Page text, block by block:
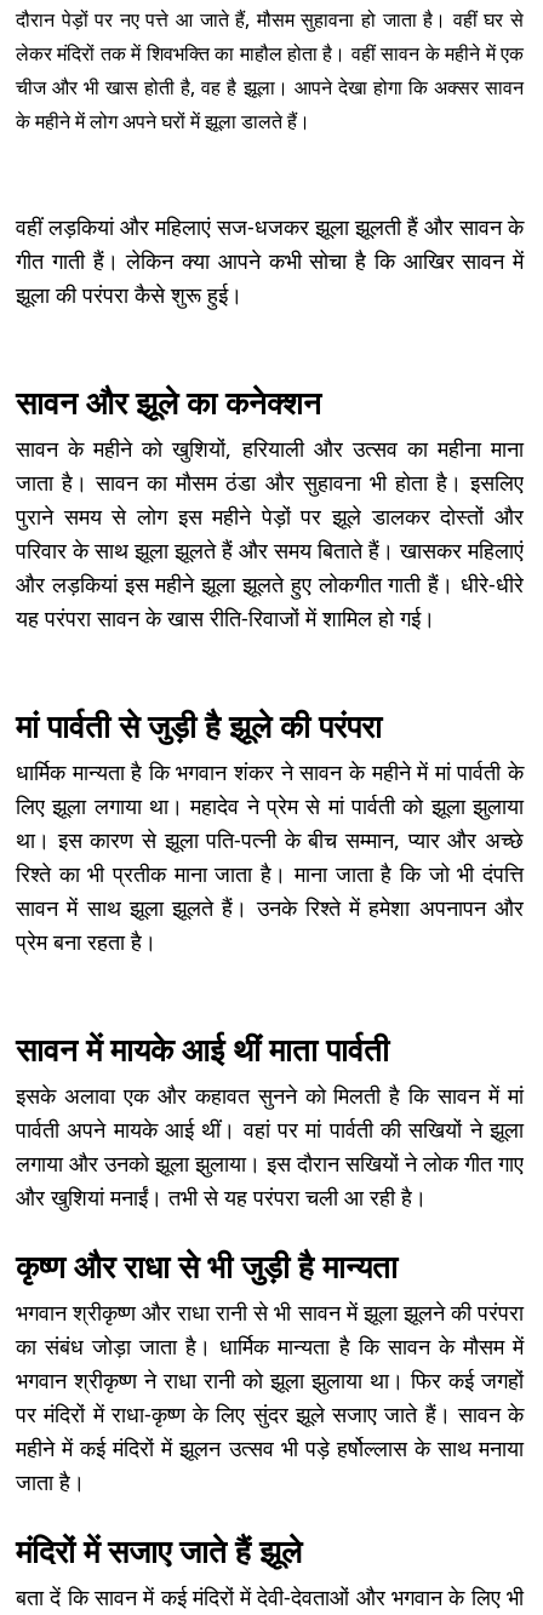
दौरान पेड़ों पर नए पत्ते आ जाते हैं, मौसम सुहावना हो जाता है। वहीं घर से
लेकर मंदिरों तक में शिवभक्ति का माहौल होता है। वहीं सावन के महीने में एक
चीज और भी खास होती है, वह है झूला। आपने देखा होगा कि अक्सर सावन
के महीने में लोग अपने घरों में झूला डालते हैं।
वहीं लड़कियां और महिलाएं सज-धजकर झूला झूलती हैं और सावन के
गीत गाती हैं। लेकिन क्या आपने कभी सोचा है कि आखिर सावन में
झूला की परंपरा कैसे शुरू हुई।
सावन और झूले का कनेक्शन
सावन के महीने को खुशियों, हरियाली और उत्सव का महीना माना
जाता है। सावन का मौसम ठंडा और सुहावना भी होता है। इसलिए
पुराने समय से लोग इस महीने पेड़ों पर झूले डालकर दोस्तों और
परिवार के साथ झूला झूलते हैं और समय बिताते हैं। खासकर महिलाएं
और लड़कियां इस महीने झूला झूलते हुए लोकगीत गाती हैं। धीरे-धीरे
यह परंपरा सावन के खास रीति-रिवाजों में शामिल हो गई।
मां पार्वती से जुड़ी है झूले की परंपरा
धार्मिक मान्यता है कि भगवान शंकर ने सावन के महीने में मां पार्वती के
लिए झूला लगाया था। महादेव ने प्रेम से मां पार्वती को झूला झुलाया
था। इस कारण से झूला पति-पत्नी के बीच सम्मान, प्यार और अच्छे
रिश्ते का भी प्रतीक माना जाता है। माना जाता है कि जो भी दंपत्ति
सावन में साथ झूला झूलते हैं। उनके रिश्ते में हमेशा अपनापन और
प्रेम बना रहता है।
सावन में मायके आई थीं माता पार्वती
इसके अलावा एक और कहावत सुनने को मिलती है कि सावन में मां
पार्वती अपने मायके आई थीं। वहां पर मां पार्वती की सखियों ने झूला
लगाया और उनको झूला झुलाया। इस दौरान सखियों ने लोक गीत गाए
और खुशियां मनाईं। तभी से यह परंपरा चली आ रही है।
कृष्ण और राधा से भी जुड़ी है मान्यता
भगवान श्रीकृष्ण और राधा रानी से भी सावन में झूला झूलने की परंपरा
का संबंध जोड़ा जाता है। धार्मिक मान्यता है कि सावन के मौसम में
भगवान श्रीकृष्ण ने राधा रानी को झूला झुलाया था। फिर कई जगहों
पर मंदिरों में राधा-कृष्ण के लिए सुंदर झूले सजाए जाते हैं। सावन के
महीने में कई मंदिरों में झूलन उत्सव भी पड़े हर्षोल्लास के साथ मनाया
जाता है।
मंदिरों में सजाए जाते हैं झूले
बता दें कि सावन में कई मंदिरों में देवी-देवताओं और भगवान के लिए भी